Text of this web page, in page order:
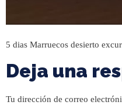
5 dias Marruecos desierto
Deja una
Tu dirección de correo